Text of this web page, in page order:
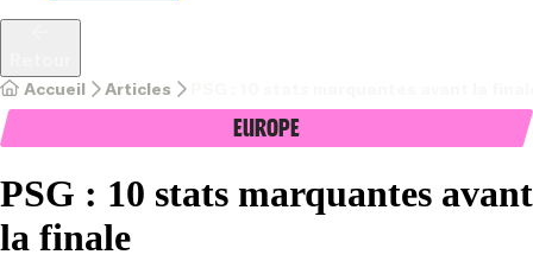
Accueil Articles
Europe
PSG : 10 stats marquantes avant
la finale